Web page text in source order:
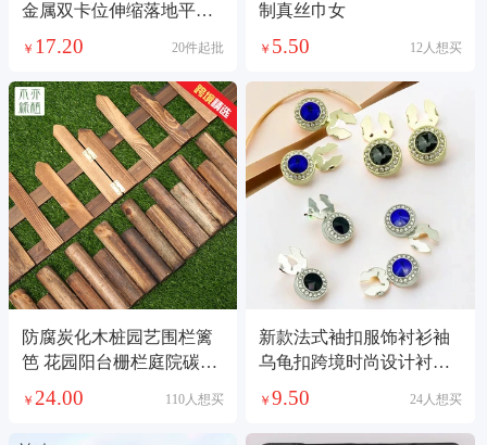
金属双卡位伸缩落地平板
支架直播懒人支架
￥ 17.20 20件起批
制真丝巾女
￥ 5.50 12人想买
防腐炭化木桩园艺围栏篱
笆 花园阳台栅栏庭院碳化
木桩厂家直销
￥ 24.00 110人想买
新款法式袖扣服饰衬衫袖
乌龟扣跨境时尚设计衬衫
领口钮扣底托配件
￥9.50 24人想买